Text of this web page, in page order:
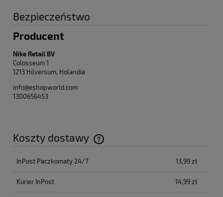
Bezpieczeństwo
Producent
Nike Retail BV
Colosseum 1
1213 Hilversum, Holandia
info@eshopworld.com
1300656453
Koszty dostawy
Cena nie zawiera ewentualnych kosztów płatności
InPost Paczkomaty 24/7 13,99 zł
Kurier InPost 14,99 zł